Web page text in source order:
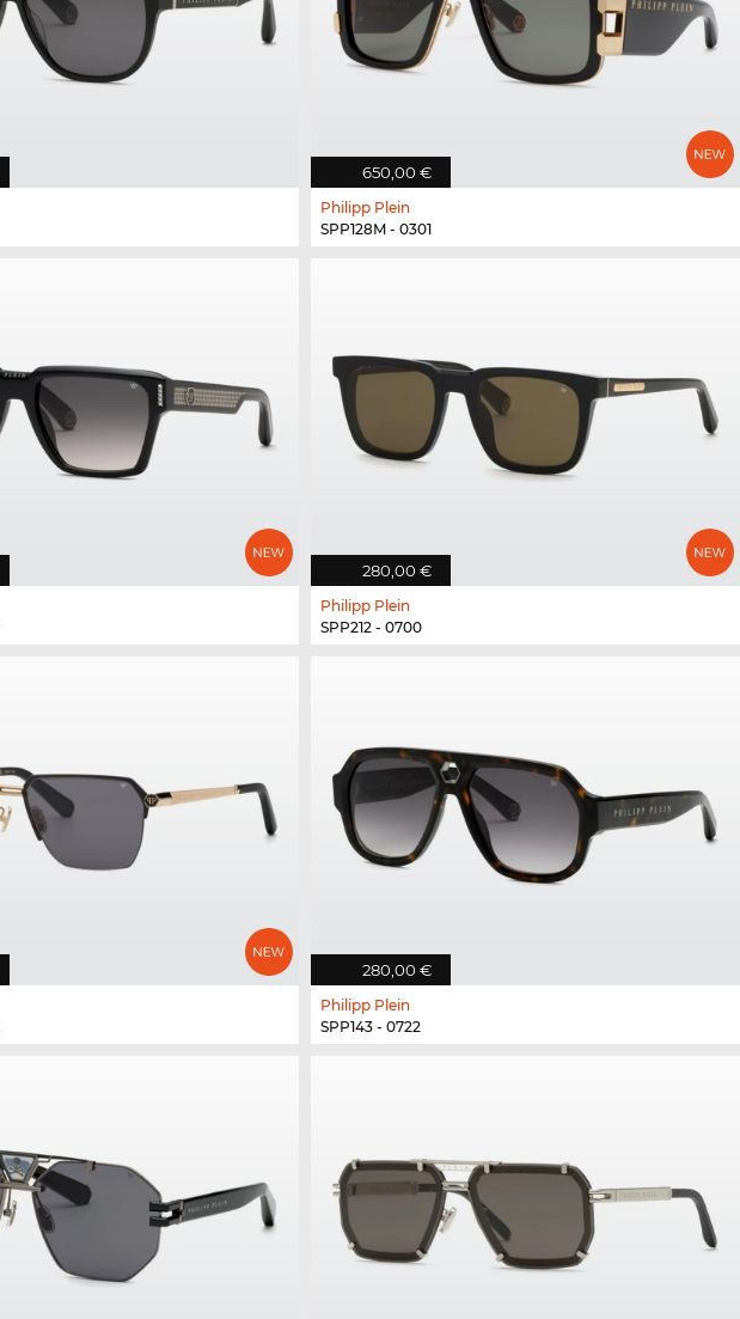
650,00 €
Philipp Plein
SPP128M - 0301
280,00 €
Philipp Plein
SPP212 - 0700
280,00 €
Philipp Plein
SPP143 - 0722